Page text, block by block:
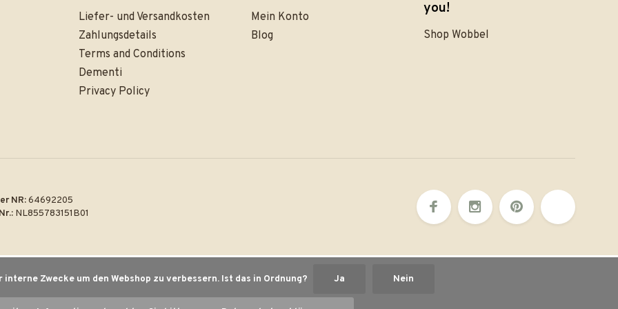
Liefer- und Versandkosten
Zahlungsdetails
Terms and Conditions
Dementi
Privacy Policy
Mein Konto
Blog
you!
Shop Wobbel
NR:64692205
NL855783151B01
Zwecke um den Webshop zu verbessern. Ist das in Ordnung? Ja Nein